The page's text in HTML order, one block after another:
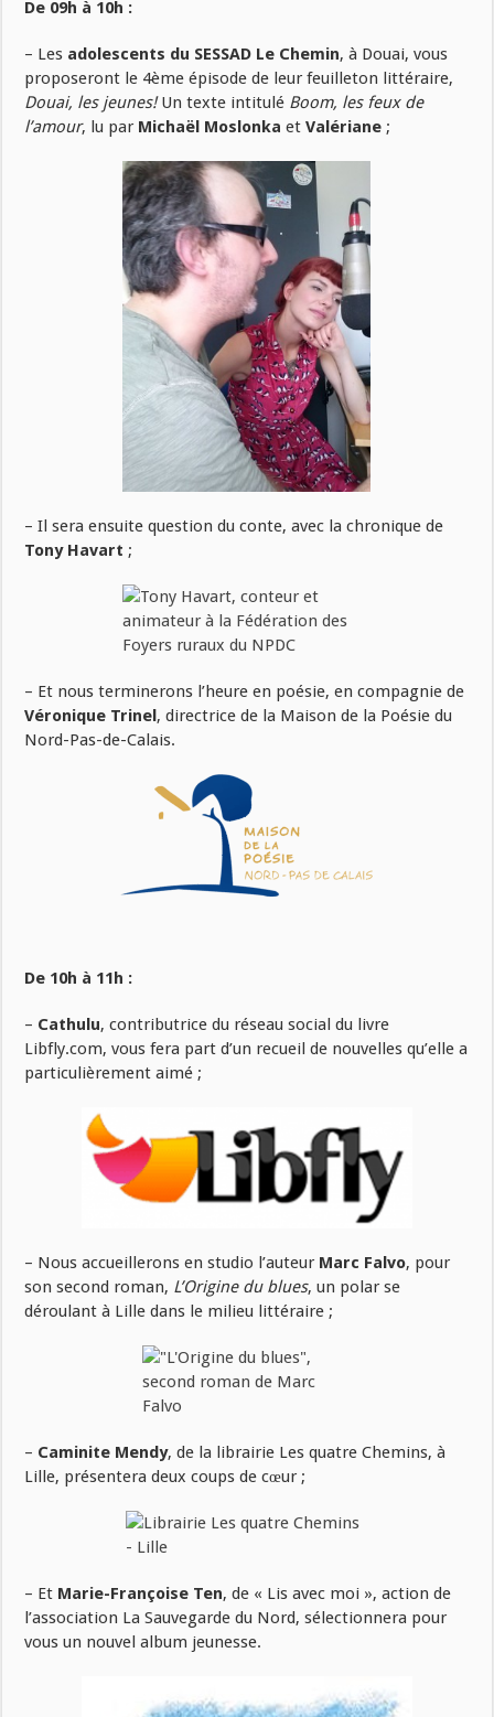
De 09h à 10h :
– Les adolescents du SESSAD Le Chemin, à Douai, vous
proposeront le 4ème épisode de leur feuilleton littéraire,
Douai, les jeunes!Un texte intitulé Boom, les feux de
l’amour, lu par Michaël Moslonka etValériane ;
– Il sera ensuite question du conte, avec la chronique de
Tony Havart ;
– Et nous terminerons l’heure en poésie, en compagnie de
Véronique Trinel, directrice de la Maison de la Poésie du
Nord-Pas-de-Calais.
De 10h à 11h :
– Cathulu, contributrice du réseau social du livre
Libfly.com, vous fera part d’un recueil de nouvelles qu’elle a
particulièrement aimé ;
– Nous accueillerons en studio l’auteur Marc Falvo, pour
son second roman, L’Origine du blues, un polar se
déroulant à Lille dans le milieu littéraire ;
– Caminite Mendy, de la librairie Les quatre Chemins, à
Lille, présentera deux coups de cœur ;
– Et Marie-Françoise Ten, de « Lis avec moi », action de
l’association La Sauvegarde du Nord, sélectionnera pour
vous un nouvel album jeunesse.